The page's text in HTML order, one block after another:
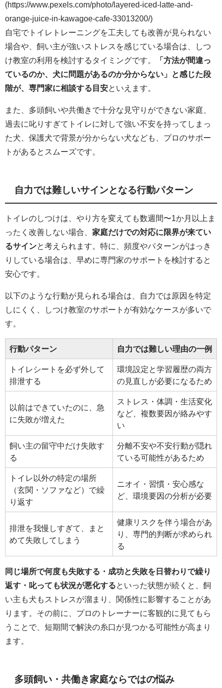
(https://www.pexels.com/photo/layered-iced-latte-and-
orange-juice-in-kawagoe-cafe-33013200/)
自宅でトイレトレーニングを工夫しても改善が見られない
場合や、飼い主が強いストレスを感じている場合は、しつ
け教室の利用を検討するタイミングです。
「方法が間違っ
ているのか、犬に問題があるのか分からない」と感じた段
階が、専門家に相談する目安といえます。
また、多頭飼いや共働きで十分な見守りができない家庭、
過去に叱りすぎてトイレに対して強い不安を持ってしまっ
た犬、保護犬で背景が分からない犬なども、プロのサポー
トがあるとスムーズです。
自力では難しいサインとなる行動パターン
トイレのしつけは、やり方を変えても数週間〜1か月以上ま
ったく改善しない場合、 家庭だけでの対応に限界が来てい
るサインと考えられます。特に、頻度やパターンがはっき
りしている場合は、早めに専門家のサポートを検討すると
安心です。
以下のような行動が見られる場合は、自力では原因を特定
しにくく、しつけ教室のサポートが有効なケースが多いで
す。
行動パターン 自力では難しい理由の一例
トイレシートを必ず外して
排泄する
環境設定と学習履歴の両方
の見直しが必要になるため
以前はできていたのに、急
に失敗が増えた
ストレス・体調・生活変化
など、複数要因が絡みやす
い
飼い主の留守中だけ失敗す
る
分離不安や不安行動が隠れ
ている可能性があるため
トイレ以外の特定の場所
（玄関・ソファなど）で繰
り返す
ニオイ・習慣・安心感な
ど、環境要因の分析が必要
排泄を我慢しすぎて、まと
めて失敗してしまう
健康リスクを伴う場合があ
り、専門的判断が求められ
る
同じ場所で何度も失敗する・成功と失敗を日替わりで繰り
返す・叱っても状況が悪化する といった状態が続くと、飼
い主も犬もストレスが溜まり、関係性に影響することがあ
ります。その前に、プロのトレーナーに客観的に見てもら
うことで、短期間で解決の糸口が見つかる可能性が高まり
ます。
多頭飼い・共働き家庭ならではの悩み